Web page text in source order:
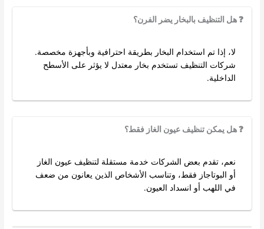
❓ هل التنظيف بالبخار يضر الفرن؟
لا، إذا تم استخدام البخار بطريقة احترافية وبأجهزة مخصصة.
شركات التنظيف تستخدم بخار معتدل لا يؤثر على الأسطح
الداخلية.
❓ هل يمكن تنظيف عيون الغاز فقط؟
نعم، تقدم بعض الشركات خدمة مستقلة لتنظيف عيون الغاز
أو البوتاجاز فقط، وتناسب الأشخاص الذين يعانون من ضعف
في اللهب أو انسداد العيون.